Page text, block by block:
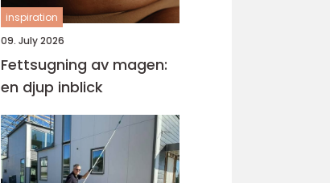
inspiration
09. July 2026
Fettsugning av magen:
en djup inblick